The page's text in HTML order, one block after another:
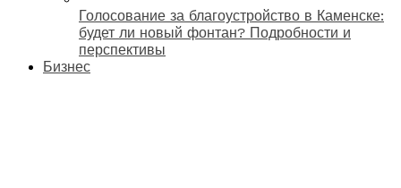
Голосование за благоустройство в Каменске:
будет ли новый фонтан? Подробности и
перспективы
Бизнес